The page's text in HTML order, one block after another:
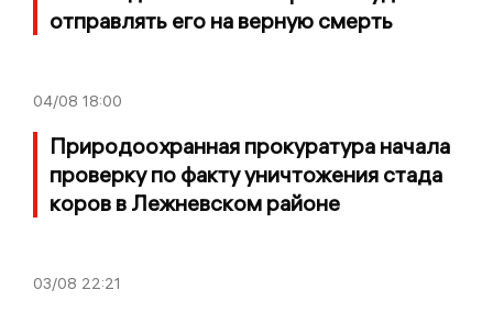
отправлять его на верную смерть
04/08 18:00
Природоохранная прокуратура начала
проверку по факту уничтожения стада
коров в Лежневском районе
03/08 22:21